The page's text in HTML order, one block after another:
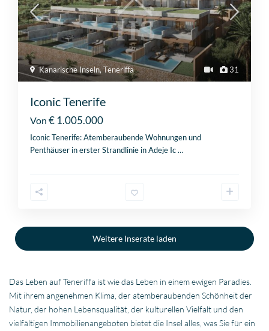
31
Kanarische Inseln,Teneriffa
Iconic Tenerife
Von € 1.005.000
Iconic Tenerife: Atemberaubende Wohnungen und
Penthäuser in erster Strandlinie in Adeje Ic…
Weitere Inserate laden
Das Leben auf Teneriffa ist wie das Leben in einem ewigen Paradies.
Mit ihrem angenehmen Klima, der atemberaubenden Schönheit der
Natur, der hohen Lebensqualität, der kulturellen Vielfalt und den
vielfältigen Immobilienangeboten bietet die Insel alles, was Sie für ein